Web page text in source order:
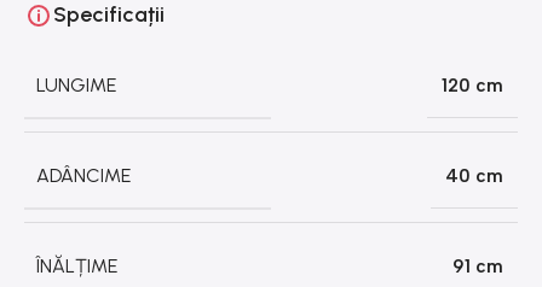
Specificații
LUNGIME 120 cm
ADÂNCIME 40 cm
ÎNĂLȚIME 91 cm